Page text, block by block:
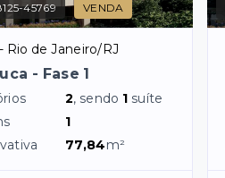
45769 VENDA
Rio de Janeiro/RJ
- Fase 1
2, sendo 1 suíte
1
77,84m²